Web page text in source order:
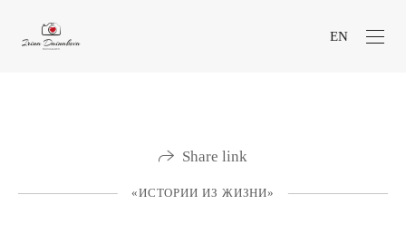
EN
Share link
«ИСТОРИИ ИЗ ЖИЗНИ»